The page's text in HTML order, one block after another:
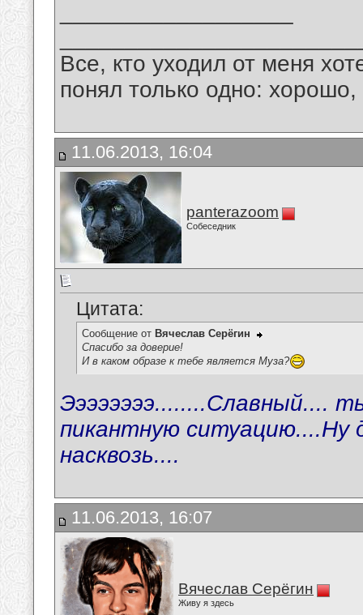
Все, кто уходил от меня
понял только одно:
11.06.2013, 16:04
panterazoom
Собеседник
Цитата:
Сообщение от Вячеслав Серёгин
Спасибо за доверие!
И в каком образе к тебе является Муза?
Ээээээээ........Славный....
пикантную ситуацию....Ну
насквозь....
11.06.2013, 16:07
Вячеслав Серёгин
Живу я здесь